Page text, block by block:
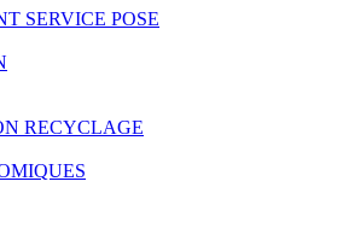
SERVICE POSE
RECYCLAGE